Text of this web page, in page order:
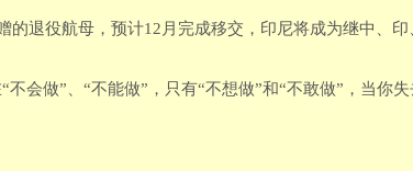
的退役航母，预计12月完成移交，印尼将成为继中、
不会做”、“不能做”，只有“不想做”和“不敢做”，当你